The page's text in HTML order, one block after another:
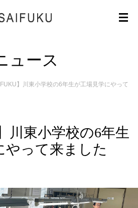
ュース
】川東小学校の6年生が工場見学にやって
川東小学校の6年生
やって来ました